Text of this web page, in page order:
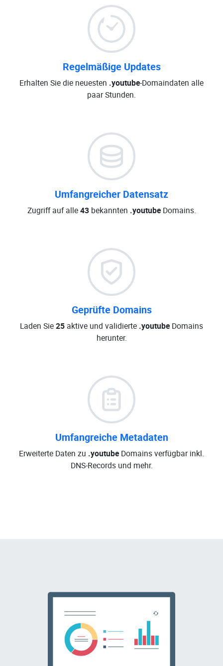
Regelmäßige Updates
Erhalten Sie die neuesten .youtube-Domaindaten alle
paar Stunden.
Umfangreicher Datensatz
Zugriff auf alle43bekannten .youtubeDomains.
Geprüfte Domains
Laden Sie25 aktive und validierte .youtube Domains
herunter.
Umfangreiche Metadaten
Erweiterte Daten zu .youtube Domains verfügbar inkl.
DNS-Records und mehr.